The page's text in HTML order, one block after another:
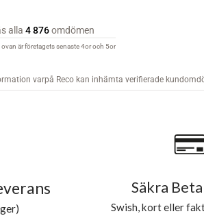
Säkra
Swish, kort eller